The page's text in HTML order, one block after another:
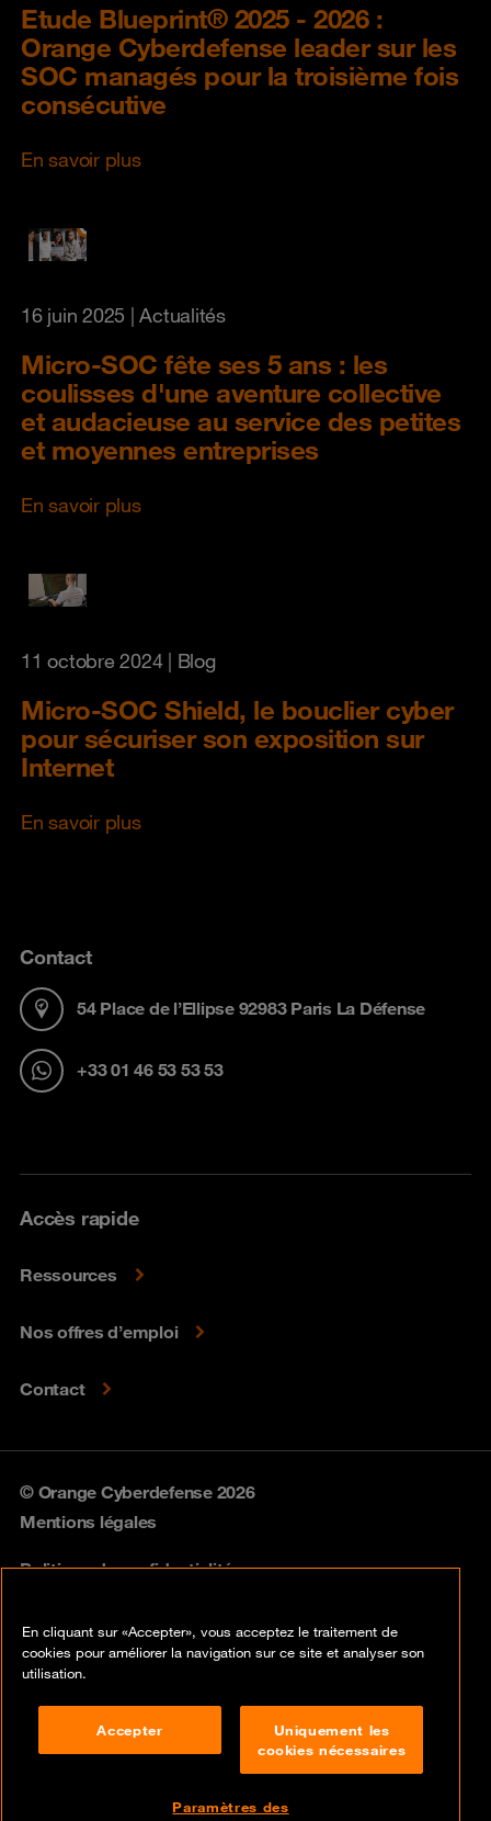
Etude Blueprint® 2025 - 2026 :
Orange Cyberdefense leader sur les
SOC managés pour la troisième fois
consécutive
En savoir plus
16 juin 2025 | Actualités
Micro-SOC fête ses 5 ans : les
coulisses d'une aventure collective
et audacieuse au service des petites
et moyennes entreprises
En savoir plus
11 octobre 2024| Blog
Micro-SOC Shield, le bouclier cyber
pour sécuriser son exposition sur
Internet
En savoir plus
Contact
54 Place de l’Ellipse 92983 Paris La Défense
+33 01 46 53 53 53
Accès rapide
Ressources
Nos offres d’emploi
Contact
© Orange Cyberdefense 2026
Mentions légales
Politique de confidentialité
Cookies
Conformité
Lancer une alerte
En cliquant sur «Accepter», vous acceptez le traitement de
cookies pour améliorer la navigation sur ce site et analyser son
utilisation.
Accepter
Uniquement les
cookies nécessaires
Paramètres des